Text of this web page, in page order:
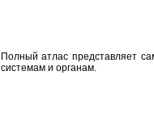
Полный атлас представляет
системам и органам.